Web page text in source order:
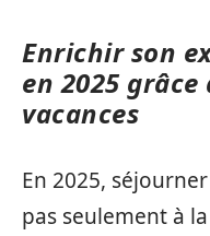
Enrichir son
en 2025
vacances
En 2025,
pas seulement à